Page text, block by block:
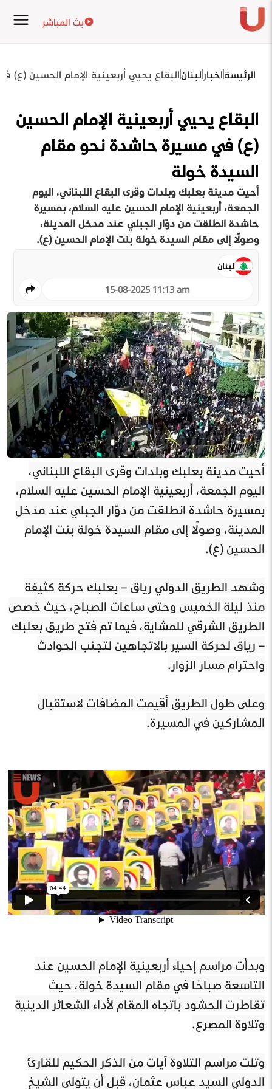
بث المباشر
الرئيسةاخبار لبنانالبقاع يحيي أربعينية الإمام الحسين
البقاع يحيي أربعينية الإمام الحسين
(ع) في مسيرة حاشدة نحو مقام
السيدة خولة
أحيت مدينة بعلبك وبلدات وقرى البقاع اللبناني، اليوم
الجمعة، أربعينية الإمام الحسين عليه السلام، بمسيرة
حاشدة انطلقت من دوّار الجبلي عند مدخل المدينة،
وصولًا إلى مقام السيدة خولة بنت الإمام الحسين (ع).
15-08-2025 11:13 am
لبنان
أحيت مدينة بعلبك وبلدات وقرى البقاع اللبناني،
اليوم الجمعة، أربعينية الإمام الحسين عليه السلام،
بمسيرة حاشدة انطلقت من دوّار الجبلي عند مدخل
المدينة، وصولًا إلى مقام السيدة خولة بنت الإمام
الحسين (ع).
وشهد الطريق الدولي رياق – بعلبك حركة كثيفة
منذ ليلة الخميس وحتى ساعات الصباح، حيث خصص
الطريق الشرقي للمشاية، فيما تم فتح طريق بعلبك
– رياق لحركة السير بالاتجاهين لتجنب الحوادث
واحترام مسار الزوار.
وعلى طول الطريق أقيمت المضافات لاستقبال
المشاركين في المسيرة.
وبدأت مراسم إحياء أربعينية الإمام الحسين عند
التاسعة صباحًا في مقام السيدة خولة، حيث
تقاطرت الحشود باتجاه المقام لأداء الشعائر الدينية
وتلاوة المصرع.
وتلت مراسم التلاوة آيات من الذكر الحكيم للقارئ
الدولي السيد عباس عثمان، قبل أن يتولى الشيخ